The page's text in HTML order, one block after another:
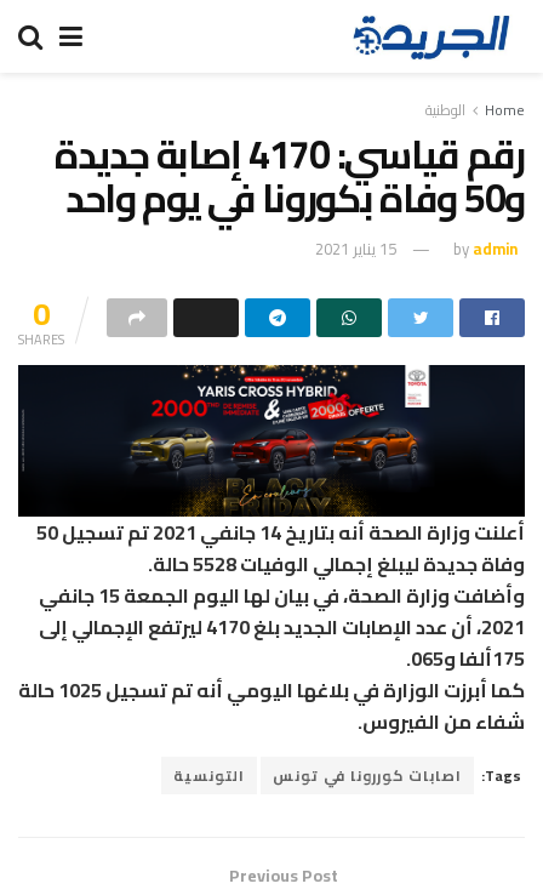
Home الوطنية
رقم قياسي: 4170 إصابة جديدة
و50 وفاة بكورونا في يوم واحد
byadmin 15 يناير 2021
0
SHARES
أعلنت وزارة الصحة أنه بتاريخ 14 جانفي 2021 تم تسجيل 50
وفاة جديدة ليبلغ إجمالي الوفيات 5528 حالة.
وأضافت وزارة الصحة، في بيان لها اليوم الجمعة 15 جانفي
2021، أن عدد الإصابات الجديد بلغ 4170 ليرتفع الإجمالي إلى
175ألفا و065.
كما أبرزت الوزارة في بلاغها اليومي أنه تم تسجيل 1025 حالة
شفاء من الفيروس.
Tags: اصابات كوررونا في تونس التونسية
Previous Post